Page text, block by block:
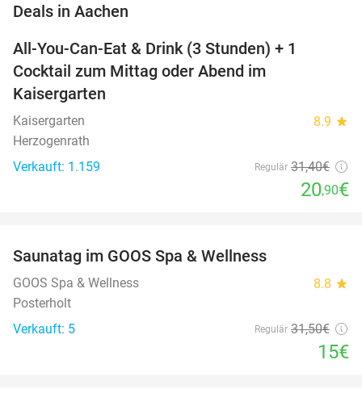
Deals in Aachen
All-You-Can-Eat & Drink (3 Stunden) + 1
Cocktail zum Mittag oder Abend im
Kaisergarten
Kaisergarten 8.9 star
Herzogenrath
Verkauft: 1.159
Regulär 31,40€
20,90€
TODAY
Saunatag im GOOS Spa & Wellness
GOOS Spa & Wellness 8.8 star
Posterholt
Verkauft: 5
Regulär 31,50€
15€